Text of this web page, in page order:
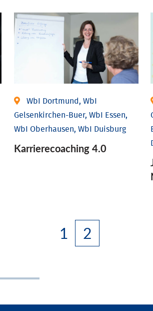
WbI Dortmund, WbI
Gelsenkirchen-Buer, WbI Essen,
WbI Oberhausen, WbI Duisburg
Karriere­coaching 4.0
1 2